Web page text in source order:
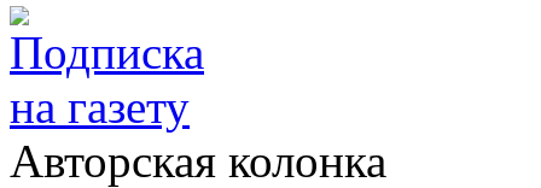
Авторская колонка